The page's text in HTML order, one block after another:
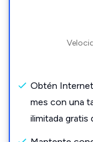
Obtén
mes con una
ilimitada gratis